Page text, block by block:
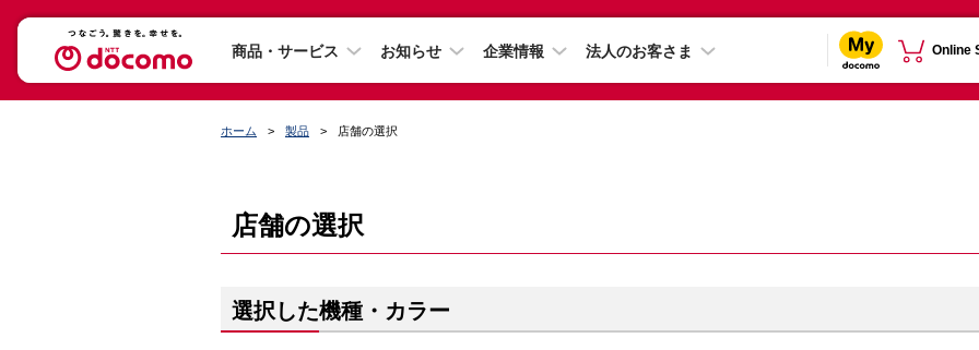
商品・サービス お知らせ 企業情報 法人のお客さま Online
ホーム 製品 店舗の選択
店舗の選択
選択した機種・カラー